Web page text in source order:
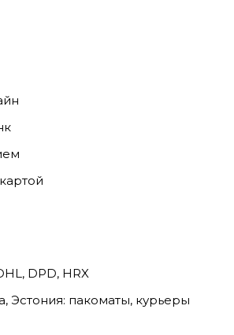
DPD, HRX
Эстония: пакоматы, курьеры